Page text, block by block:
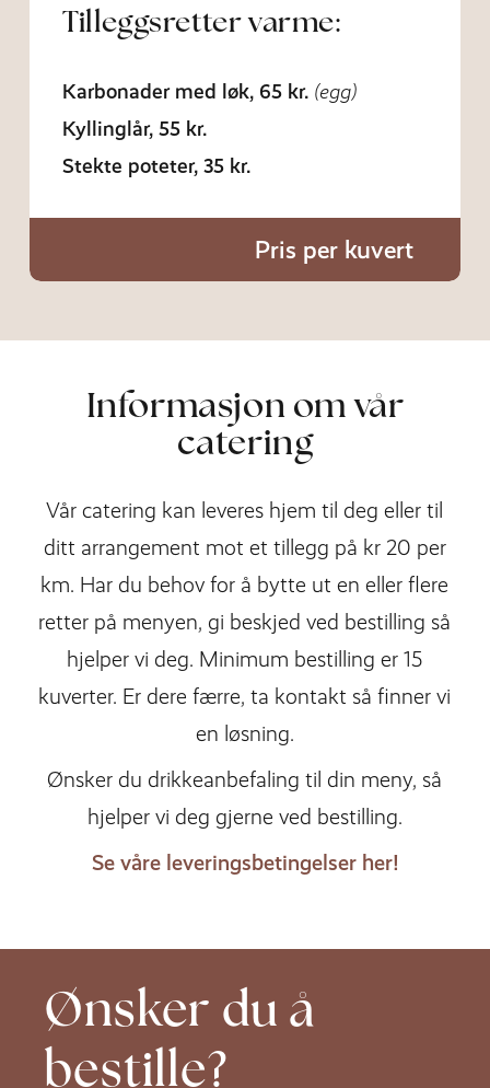
Tilleggsretter varme:
Karbonader med løk, 65 kr. (egg)
Kyllinglår, 55 kr.
Stekte poteter, 35 kr.
Pris per kuvert
Informasjon om vår
catering
Vår catering kan leveres hjem til deg eller til
ditt arrangement mot et tillegg på kr 20 per
km. Har du behov for å bytte ut en eller flere
retter på menyen, gi beskjed ved bestilling så
hjelper vi deg. Minimum bestilling er 15
kuverter. Er dere færre, ta kontakt så finner vi
en løsning.
Ønsker du drikkeanbefaling til din meny, så
hjelper vi deg gjerne ved bestilling.
Se våre leveringsbetingelser her!
Ønsker du å
bestille?